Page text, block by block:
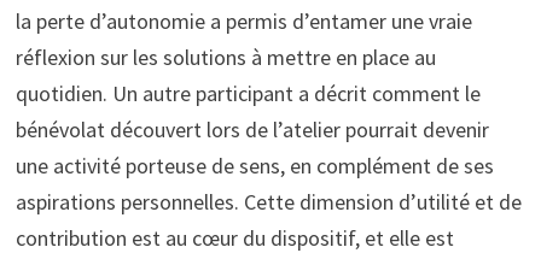
la perte d’autonomie a permis d’entamer une vraie
réflexion sur les solutions à mettre en place au
quotidien. Un autre participant a décrit comment le
bénévolat découvert lors de l’atelier pourrait devenir
une activité porteuse de sens, en complément de ses
aspirations personnelles. Cette dimension d’utilité et de
contribution est au cœur du dispositif, et elle est